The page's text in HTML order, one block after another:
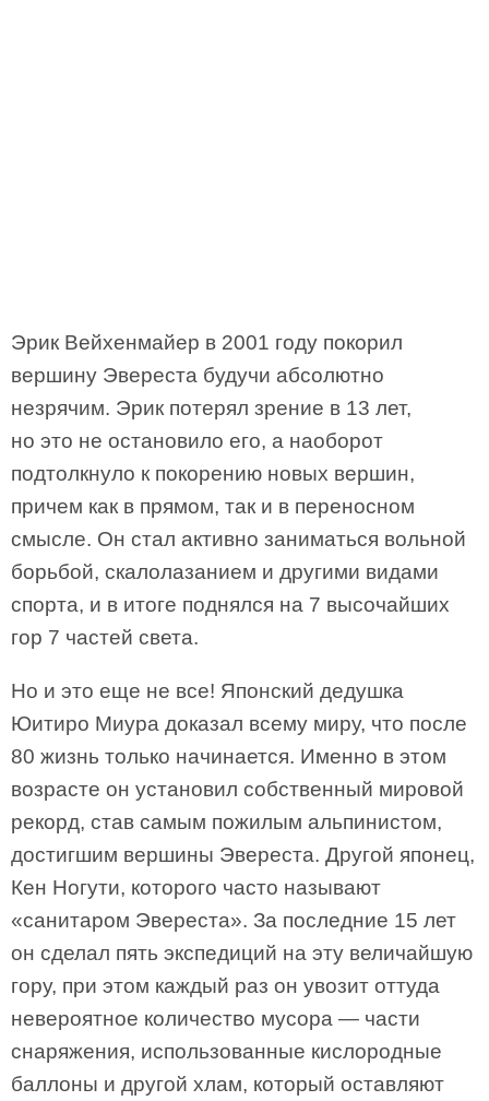
Эрик Вейхенмайер в 2001 году покорил
вершину Эвереста будучи абсолютно
незрячим. Эрик потерял зрение в 13 лет,
но это не остановило его, а наоборот
подтолкнуло к покорению новых вершин,
причем как в прямом, так и в переносном
смысле. Он стал активно заниматься вольной
борьбой, скалолазанием и другими видами
спорта, и в итоге поднялся на 7 высочайших
гор 7 частей света.
Но и это еще не все! Японский дедушка
Юитиро Миура доказал всему миру, что после
80 жизнь только начинается. Именно в этом
возрасте он установил собственный мировой
рекорд, став самым пожилым альпинистом,
достигшим вершины Эвереста. Другой японец,
Кен Ногути, которого часто называют
«санитаром Эвереста». За последние 15 лет
он сделал пять экспедиций на эту величайшую
гору, при этом каждый раз он увозит оттуда
невероятное количество мусора — части
снаряжения, использованные кислородные
баллоны и другой хлам, который оставляют